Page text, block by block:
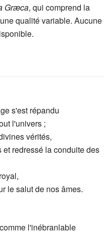
Græca, qui comprend la
qualité variable. Aucune
s'est répandu
l'univers ;
vérités,
redressé la conduite des
le salut de nos âmes.
l'inébranlable